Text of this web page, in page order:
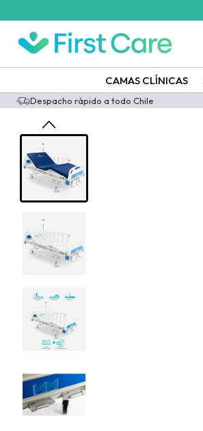
CAMAS CLÍNICAS
Despacho rápido a todo Chile